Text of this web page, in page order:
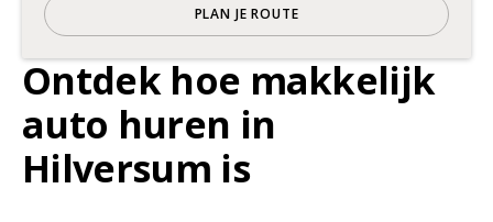
Ontdek hoe makkelijk
auto huren in
Hilversum is
PLAN JE ROUTE